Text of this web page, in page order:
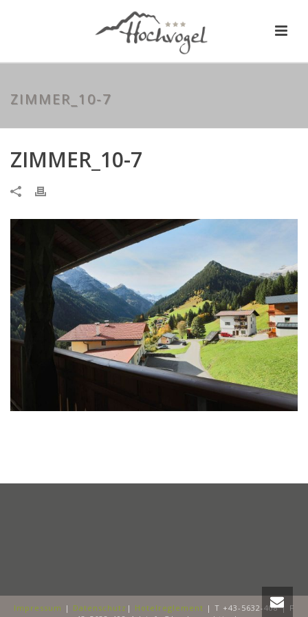
ZIMMER_10-7
ZIMMER_10-7
Impressum | Datenschutz | Hotelreglement | T +43-5632-408 | F